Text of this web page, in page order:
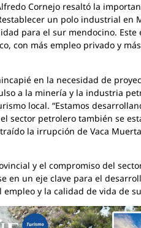
Cornejo resaltó la
un polo industrial en
para el sur mendocino. Este
con más empleo privado y
en la necesidad de
a la minería y la industria
local. “Estamos
sector petrolero también se
la irrupción de Vaca
y el compromiso del
en un eje clave para el
y la calidad de vida de